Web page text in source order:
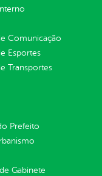
Comunicação
Esportes
Transportes
Prefeito
Gabinete